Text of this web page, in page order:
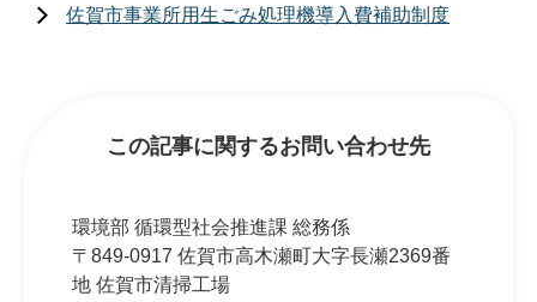
佐賀市事業所用生ごみ処理機導入費補助制度
この記事に関するお問い合わせ先
環境部 循環型社会推進課 総務係
〒849-0917 佐賀市高木瀬町大字長瀬2369番
地 佐賀市清掃工場